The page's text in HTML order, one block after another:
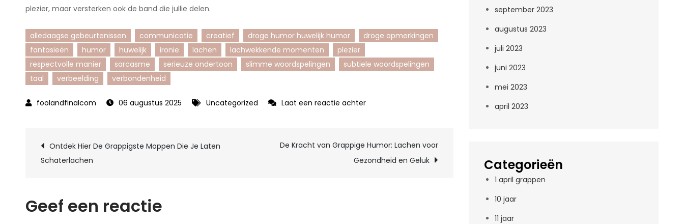
plezier, maar versterken ook de band die jullie delen.
alledaagse gebeurtenissen communicatie creatief droge humor huwelijk humor
droge opmerkingen
fantasieën
humor huwelijk ironie lachen lachwekkende momenten
plezier
respectvolle manier
sarcasme serieuze ondertoon slimme woordspelingen
subtiele woordspelingen
taal
verbeelding verbondenheid
06 augustus 2025 Uncategorized Laat een reactie achterop
De
Lachwekkende
Berichtnavigatie
Ontdek Hier De Grappigste Moppen Die Je Laten
Schaterlachen
De Kracht van Grappige Humor: Lachen voor
Gezondheid en Geluk
Geef een reactie
september 2023
augustus 2023
juli 2023
juni 2023
mei 2023
april 2023
Categorieën
1 april grappen
10 jaar
11 jaar